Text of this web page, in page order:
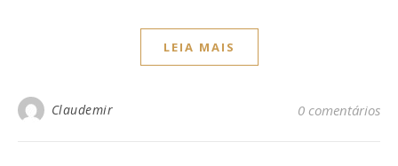
LEIA MAIS
Claudemir 0 comentários